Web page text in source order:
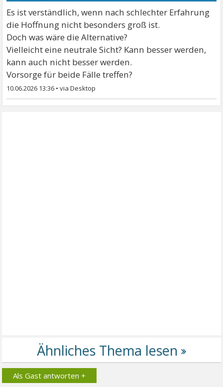
Es ist verständlich, wenn nach schlechter Erfahrung
die Hoffnung nicht besonders groß ist.
Doch was wäre die Alternative?
Vielleicht eine neutrale Sicht? Kann besser werden,
kann auch nicht besser werden.
Vorsorge für beide Fälle treffen?
10.06.2026 13:36 •
Als Gast antworten +